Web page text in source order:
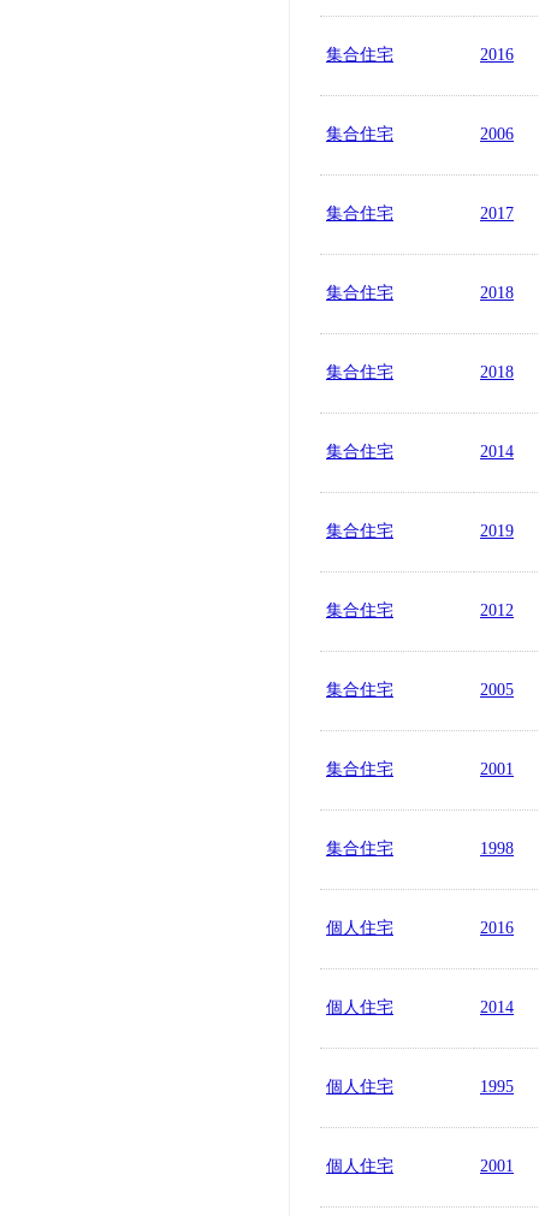
集合住宅 2016
集合住宅 2006
集合住宅 2017
集合住宅 2018
集合住宅 2018
集合住宅 2014
集合住宅 2019
集合住宅 2012
集合住宅 2005
集合住宅 2001
集合住宅 1998
個人住宅 2016
個人住宅 2014
個人住宅 1995
個人住宅 2001